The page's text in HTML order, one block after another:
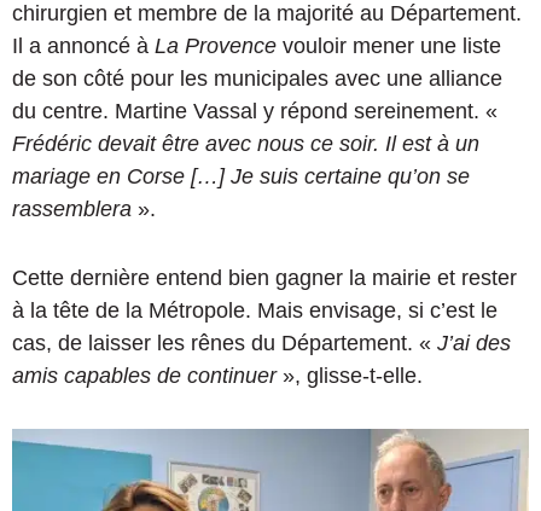
chirurgien et membre de la majorité au Département.
Il a annoncé à La Provence vouloir mener une liste
de son côté pour les municipales avec une alliance
du centre. Martine Vassal y répond sereinement. «
Frédéric devait être avec nous ce soir. Il est à un
mariage en Corse […] Je suis certaine qu’on se
rassemblera ».
Cette dernière entend bien gagner la mairie et rester
à la tête de la Métropole. Mais envisage, si c’est le
cas, de laisser les rênes du Département. « J’ai des
amis capables de continuer», glisse-t-elle.